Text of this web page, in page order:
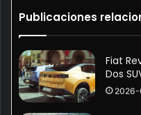
Publicaciones
Fiat
Dos